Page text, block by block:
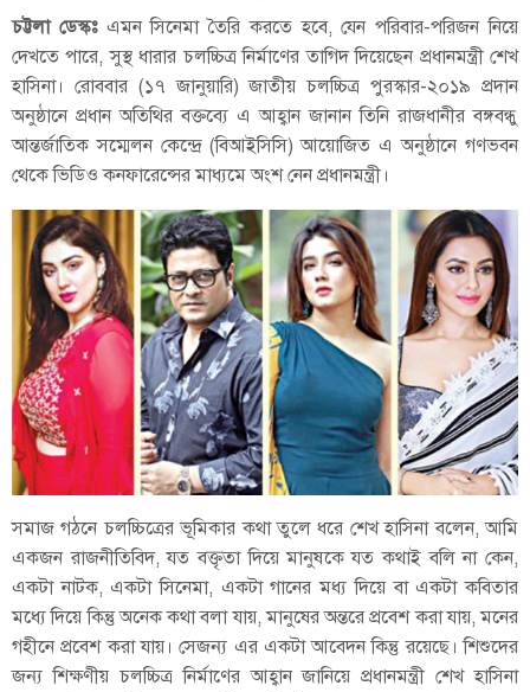
চট্টলা ডেস্কঃ এমন সিনেমা তৈরি করতে হবে, যেন পরিবার-পরিজন নিয়ে
দেখতে পারে, সুস্থ ধারার চলচ্চিত্র নির্মাণের তাগিদ দিয়েছেন প্রধানমন্ত্রী শেখ
হাসিনা। রোববার (১৭ জানুয়ারি) জাতীয় চলচ্চিত্র পুরস্কার-২০১৯ প্রদান
অনুষ্ঠানে প্রধান অতিথির বক্তব্যে এ আহ্বান জানান তিনি রাজধানীর বঙ্গবন্ধু
আন্তর্জাতিক সম্মেলন কেন্দ্রে (বিআইসিসি) আয়োজিত এ অনুষ্ঠানে গণভবন
থেকে ভিডিও কনফারেন্সের মাধ্যমে অংশ নেন প্রধানমন্ত্রী।
সমাজ গঠনে চলচ্চিত্রের ভূমিকার কথা তুলে ধরে শেখ হাসিনা বলেন, আমি
একজন রাজনীতিবিদ, যত বক্তৃতা দিয়ে মানুষকে যত কথাই বলি না কেন,
একটা নাটক, একটা সিনেমা, একটা গানের মধ্য দিয়ে বা একটা কবিতার
মধ্যে দিয়ে কিন্তু অনেক কথা বলা যায়, মানুষের অন্তরে প্রবেশ করা যায়, মনের
গহীনে প্রবেশ করা যায়। সেজন্য এর একটা আবেদন কিন্তু রয়েছে। শিশুদের
জন্য শিক্ষণীয় চলচ্চিত্র নির্মাণের আহ্বান জানিয়ে প্রধানমন্ত্রী শেখ হাসিনা